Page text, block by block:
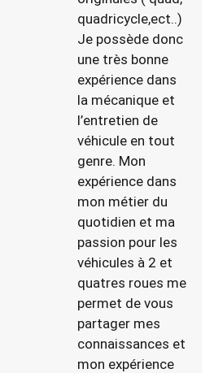
quadricycle,ect..)
Je possède donc
une très bonne
expérience dans
la mécanique et
l’entretien de
véhicule en tout
genre. Mon
expérience dans
mon métier du
quotidien et ma
passion pour les
véhicules à 2 et
quatres roues me
permet de vous
partager mes
connaissances et
mon expérience